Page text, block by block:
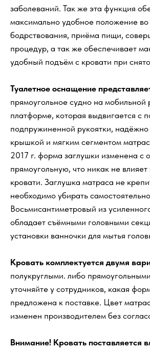
заболеваний. Так же эта функция
максимально удобное положение во
бодрствования, приёма пищи,
процедур, а так же обеспечивает
удобный подъём с кровати при
Туалетное оснащение
прямоугольное судно на мобильной
платформе, которая выдвигается с
подпружиненной рукоятки, надёжно
крышкой и мягким сегментом
2017 г. форма заглушки изменена с
прямоугольную, что никак не
кровати. Заглушка матраса не
необходимо убирать
Восьмисантиметровый из
обладает съёмными головными
установки ванночки для мытья
Кровать комплектуется двумя
полукруглыми. либо
уточняйте у сотрудников, какая
предложена к поставке. Цвет
изменен производителем без
Внимание! Кровать поставляется